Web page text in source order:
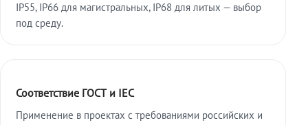
IP55, IP66 для магистральных, IP68 для литых — выбор
под среду.
Соответствие ГОСТ и IEC
Применение в проектах с требованиями российских и